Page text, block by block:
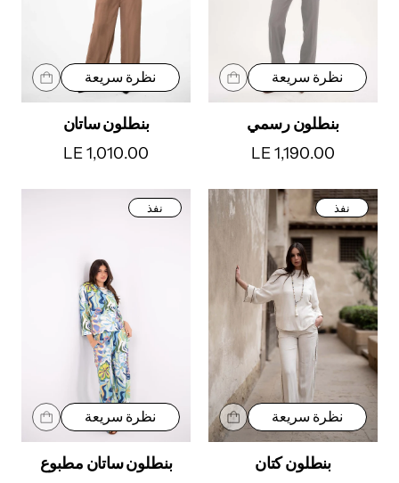
نظرة سريعة
بنطلون رسمي
LE 1,190.00
نظرة سريعة
بنطلون ساتان
LE 1,010.00
نفذ
نظرة سريعة
بنطلون كتان
نفذ
نظرة سريعة
بنطلون ساتان مطبوع